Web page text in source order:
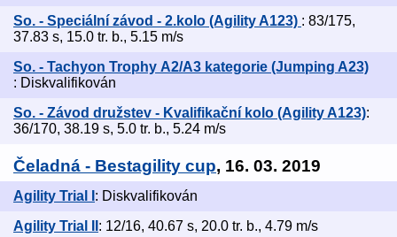
So. - Speciální závod - 2.kolo (Agility A123) : 83/175,
37.83 s, 15.0 tr. b., 5.15 m/s
So. - Tachyon Trophy A2/A3 kategorie (Jumping A23)
: Diskvalifikován
So. - Závod družstev - Kvalifikační kolo (Agility A123):
36/170, 38.19 s, 5.0 tr. b., 5.24 m/s
Čeladná - Bestagility cup, 16. 03. 2019
Agility Trial I : Diskvalifikován
Agility Trial II : 12/16, 40.67 s, 20.0 tr. b., 4.79 m/s